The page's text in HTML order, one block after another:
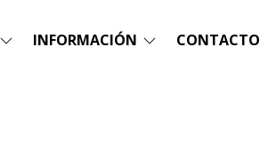
INFORMACIÓN CONTACTO